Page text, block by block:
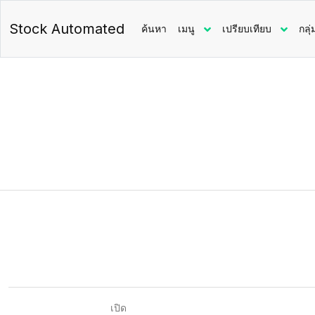
Stock Automated ค้นหา เมนู เปรียบเทียบ กลุ่
เปิด